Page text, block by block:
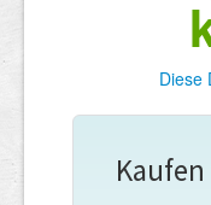
Diese